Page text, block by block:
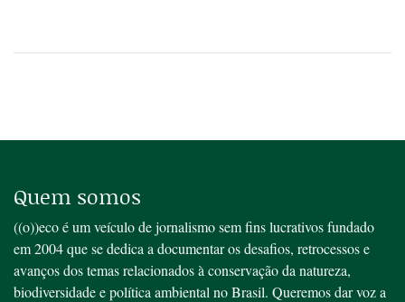
Quem somos
((o))eco é um veículo de jornalismo sem fins lucrativos fundado
em 2004 que se dedica a documentar os desafios, retrocessos e
avanços dos temas relacionados à conservação da natureza,
biodiversidade e política ambiental no Brasil. Queremos dar voz a